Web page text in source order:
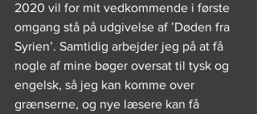
2020 vil for mit vedkommende i første
omgang stå på udgivelse af ’Døden fra
Syrien’. Samtidig arbejder jeg på at få
nogle af mine bøger oversat til tysk og
engelsk, så jeg kan komme over
grænserne, og nye læsere kan få